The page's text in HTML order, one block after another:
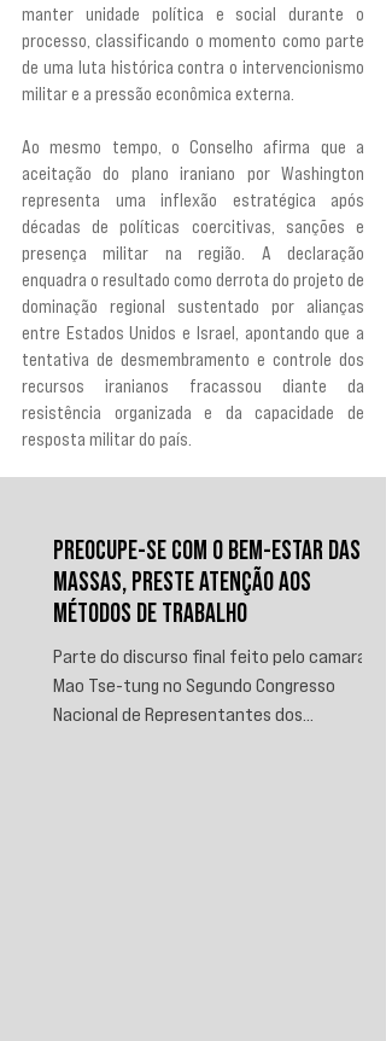
manter unidade política e social durante o
processo, classificando o momento como parte
de uma luta histórica contra o intervencionismo
militar e a pressão econômica externa.
Ao mesmo tempo, o Conselho afirma que a
aceitação do plano iraniano por Washington
representa uma inflexão estratégica após
décadas de políticas coercitivas, sanções e
presença militar na região. A declaração
enquadra o resultado como derrota do projeto de
dominação regional sustentado por alianças
entre Estados Unidos e Israel, apontando que a
tentativa de desmembramento e controle dos
recursos iranianos fracassou diante da
resistência organizada e da capacidade de
resposta militar do país.
PREOCUPE-SE COM O BEM-ESTAR DAS
MASSAS, PRESTE ATENÇÃO AOS
MÉTODOS DE TRABALHO
Parte do discurso final feito pelo camarada
Mao Tse-tung no Segundo Congresso
Nacional de Representantes dos